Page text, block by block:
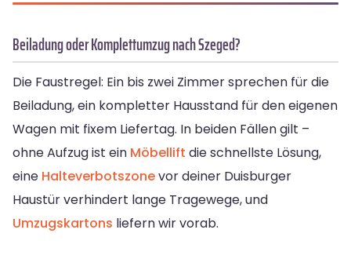
Beiladung oder Komplettumzug nach Szeged?
Die Faustregel: Ein bis zwei Zimmer sprechen für die
Beiladung, ein kompletter Hausstand für den eigenen
Wagen mit fixem Liefertag. In beiden Fällen gilt –
ohne Aufzug ist ein Möbellift die schnellste Lösung,
eine Halteverbotszonevor deiner Duisburger
Haustür verhindert lange Tragewege, und
Umzugskartons liefern wir vorab.